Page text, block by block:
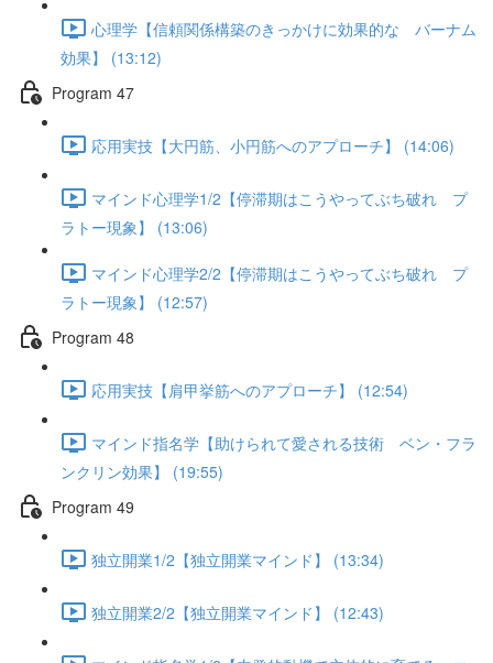
心理学【信頼関係構築のきっかけに効果的な バーナム
効果】 (13:12)
Program 47
応用実技【大円筋、小円筋へのアプローチ】 (14:06)
マインド心理学1/2【停滞期はこうやってぶち破れ プ
ラトー現象】 (13:06)
マインド心理学2/2【停滞期はこうやってぶち破れ プ
ラトー現象】 (12:57)
Program 48
応用実技【肩甲挙筋へのアプローチ】 (12:54)
マインド指名学【助けられて愛される技術 ベン・フラ
ンクリン効果】 (19:55)
Program 49
独立開業1/2【独立開業マインド】 (13:34)
独立開業2/2【独立開業マインド】 (12:43)